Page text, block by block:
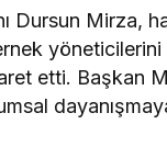
Dursun Mirza,
etti. Başkan